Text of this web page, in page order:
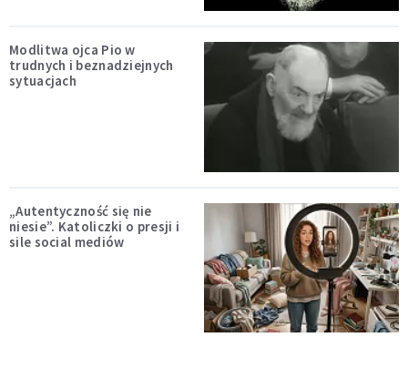
Modlitwa ojca Pio w
trudnych i beznadziejnych
sytuacjach
„Autentyczność się nie
niesie”. Katoliczki o presji i
sile social mediów